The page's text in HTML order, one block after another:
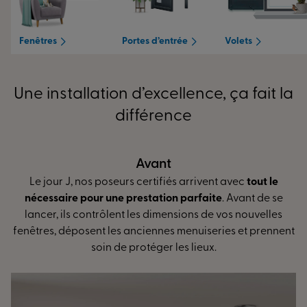
Vous gagnez un accompagnement par des experts
assure la qualité de service et vous fait gagner du temps
Fenêtres Portes d’entrée Volets
Une installation d’excellence, ça fait la
différence
arrivent avectout le
parfaite. Avant de se
de vos nouvelles
menuiseries et prennent
L’installation peut
réglage des ouvrants...
mesure vous assurent
une isolation optimaleet